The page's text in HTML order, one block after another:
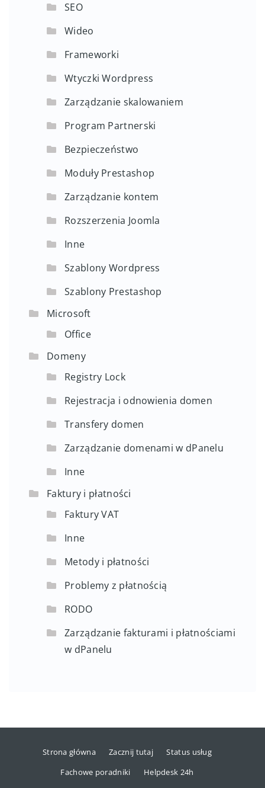
SEO
Wideo
Frameworki
Wtyczki Wordpress
Zarządzanie skalowaniem
Program Partnerski
Bezpieczeństwo
Moduły Prestashop
Zarządzanie kontem
Rozszerzenia Joomla
Inne
Szablony Wordpress
Szablony Prestashop
Microsoft
Office
Domeny
Registry Lock
Rejestracja i odnowienia domen
Transfery domen
Zarządzanie domenami w dPanelu
Inne
Faktury i płatności
Faktury VAT
Inne
Metody i płatności
Problemy z płatnością
RODO
Zarządzanie fakturami i płatnościami
w dPanelu
Strona główna Zacznij tutaj
Status usług
Fachowe poradniki
Helpdesk 24h